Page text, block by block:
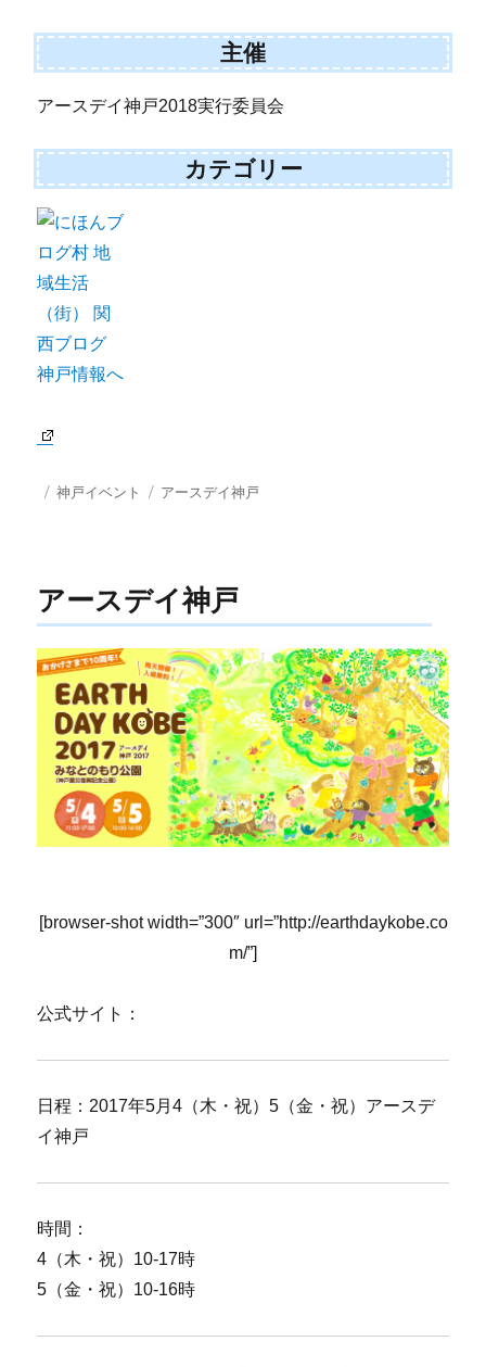
主催
アースデイ神戸2018実行委員会
カテゴリー
投 カ
神戸イベント
タ
アースデイ神戸
アースデイ神戸
[browser-shot width=”300″ url=”http://earthdaykobe.co
m/”]
公式サイト：
日程：2017年5月4（木・祝）5（金・祝）アースデ
イ神戸
時間：
4（木・祝）10-17時
5（金・祝）10-16時